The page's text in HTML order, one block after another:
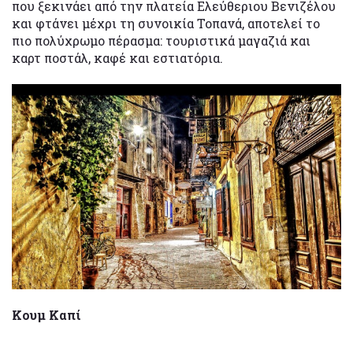
που ξεκινάει από την πλατεία Ελεύθεριου Βενιζέλου
και φτάνει μέχρι τη συνοικία Τοπανά, αποτελεί το
πιο πολύχρωμο πέρασμα: τουριστικά μαγαζιά και
καρτ ποστάλ, καφέ και εστιατόρια.
Κουμ Καπί